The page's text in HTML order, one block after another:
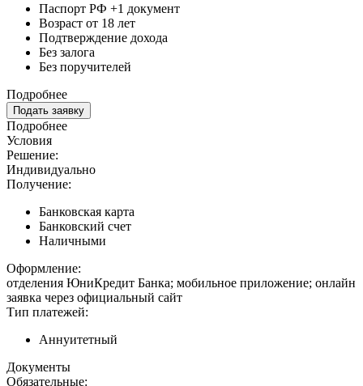
Паспорт РФ +1 документ
Возраст от 18 лет
Подтверждение дохода
Без залога
Без поручителей
Подробнее
Подать заявку
Подробнее
Условия
Решение:
Индивидуально
Получение:
Банковская карта
Банковский счет
Наличными
Оформление:
отделения ЮниКредит Банка; мобильное приложение; онлайн
заявка через официальный сайт
Тип платежей:
Аннуитетный
Документы
Обязательные: